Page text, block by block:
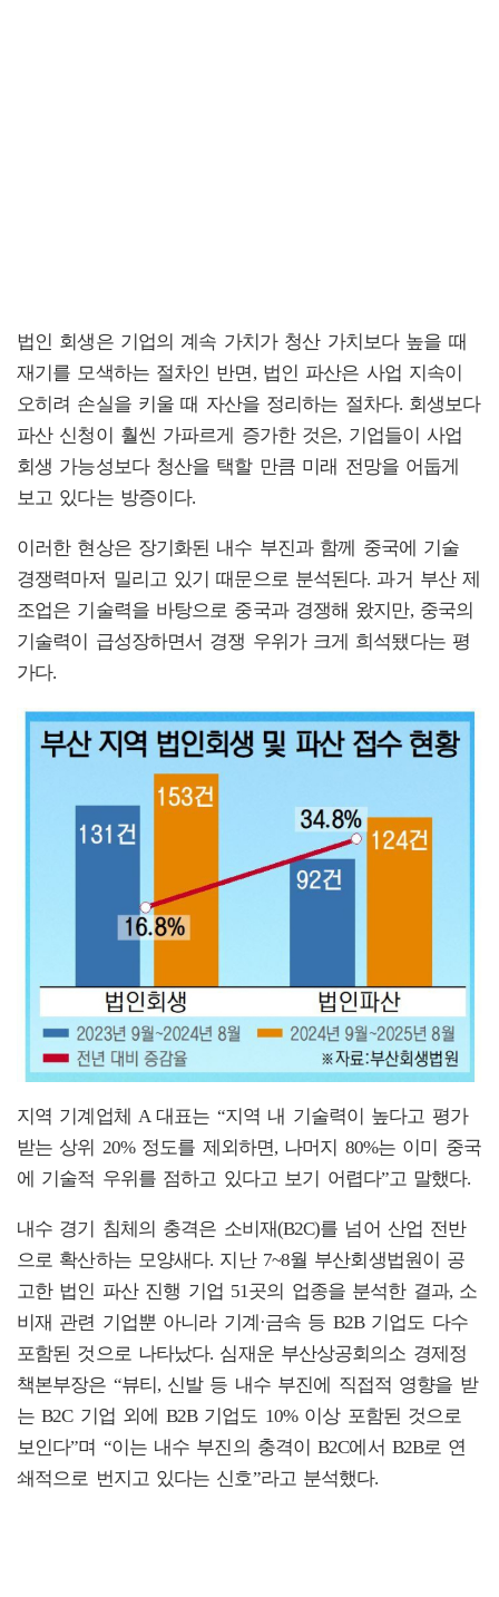
법인 회생은 기업의 계속 가치가 청산 가치보다 높을 때
재기를 모색하는 절차인 반면, 법인 파산은 사업 지속이
오히려 손실을 키울 때 자산을 정리하는 절차다. 회생보다
파산 신청이 훨씬 가파르게 증가한 것은, 기업들이 사업
회생 가능성보다 청산을 택할 만큼 미래 전망을 어둡게
보고 있다는 방증이다.
이러한 현상은 장기화된 내수 부진과 함께 중국에 기술
경쟁력마저 밀리고 있기 때문으로 분석된다. 과거 부산 제
조업은 기술력을 바탕으로 중국과 경쟁해 왔지만, 중국의
기술력이 급성장하면서 경쟁 우위가 크게 희석됐다는 평
가다.
지역 기계업체 A 대표는 “지역 내 기술력이 높다고 평가
받는 상위 20% 정도를 제외하면, 나머지 80%는 이미 중국
에 기술적 우위를 점하고 있다고 보기 어렵다”고 말했다.
내수 경기 침체의 충격은 소비재(B2C)를 넘어 산업 전반
으로 확산하는 모양새다. 지난 7~8월 부산회생법원이 공
고한 법인 파산 진행 기업 51곳의 업종을 분석한 결과, 소
비재 관련 기업뿐 아니라 기계·금속 등 B2B 기업도 다수
포함된 것으로 나타났다. 심재운 부산상공회의소 경제정
책본부장은 “뷰티, 신발 등 내수 부진에 직접적 영향을 받
는 B2C 기업 외에 B2B 기업도 10% 이상 포함된 것으로
보인다”며 “이는 내수 부진의 충격이 B2C에서 B2B로 연
쇄적으로 번지고 있다는 신호”라고 분석했다.